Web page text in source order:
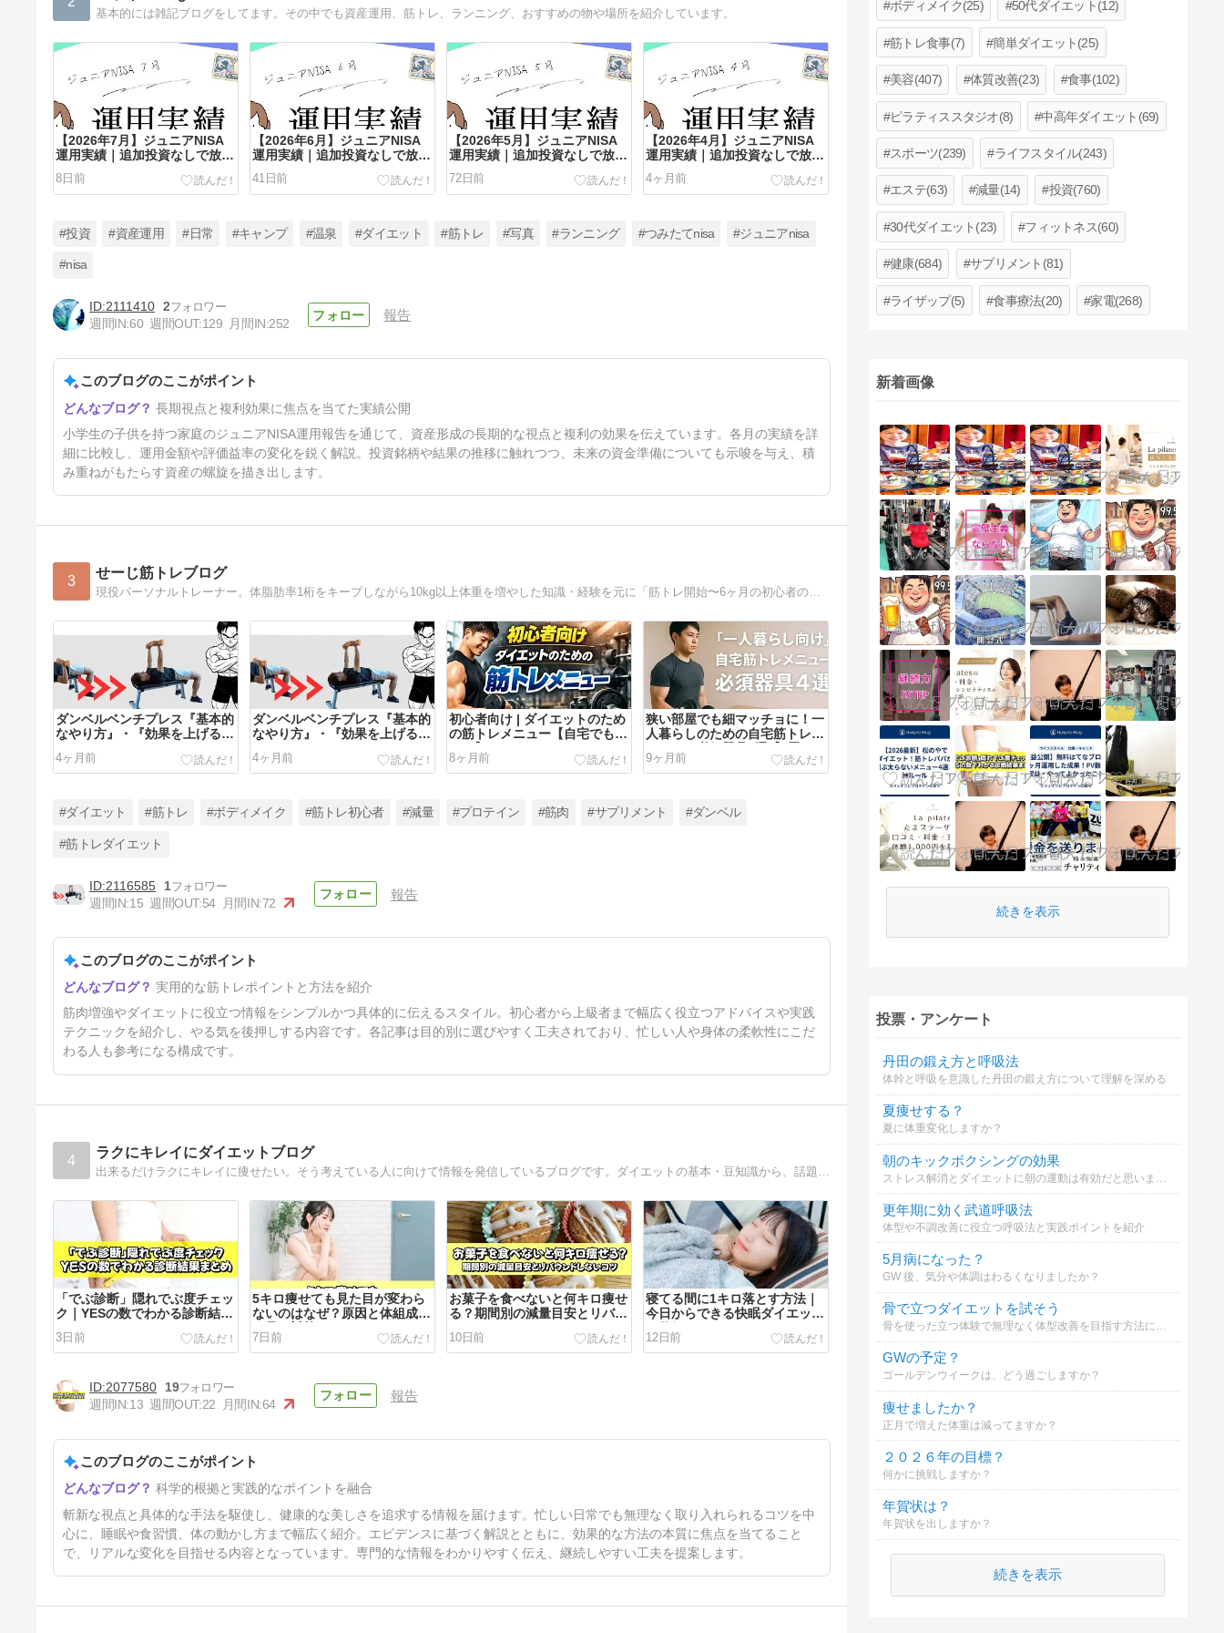
基本的には雑記ブログをしてます。その中でも資産運用、筋トレ、ランニング、おすすめの物や場所を紹介しています。
【2026年7月】ジュニアNISA
運用実績｜追加投資なしで放置
した結果を38歳医療職が公開
8日前
【2026年6月】ジュニアNISA
運用実績｜追加投資なしで放置
した結果を38歳医療職が公開
41日前
【2026年5月】ジュニアNISA
運用実績｜追加投資なしで放置
した結果を38歳医療職が公開
72日前
【2026年4月】ジュニアNISA
運用実績｜追加投資なしで放置
した結果を38歳医療職が公開
4ヶ月前
【2026年3月】ジュニアNISA
運用実績｜追加投資なしで放置
#投資 #資産運用 #日常 #キャンプ #温泉 #ダイエット #筋トレ #写真 #ランニング #つみたてnisa #ジュニアnisa
#nisa
2111410 2
週間IN:60 週間OUT:129 月間IN:252
報告
このブログのここがポイント
長期視点と複利効果に焦点を当てた実績公開
小学生の子供を持つ家庭のジュニアNISA運用報告を通じて、資産形成の長期的な視点と複利の効果を伝えています。各月の実績を詳
細に比較し、運用金額や評価益率の変化を鋭く解説。投資銘柄や結果の推移に触れつつ、未来の資金準備についても示唆を与え、積
み重ねがもたらす資産の螺旋を描き出します。
3 せーじ筋トレブログ
現役パーソナルトレーナー。体脂肪率1桁をキープしながら10kg以上体重を増やした知識・経験を元に「筋トレ開始〜6ヶ月の初心者のための筋トレノウハウ」を発信します。
ダンベルベンチプレス『基本的
なやり方』・『効果を上げるコ
4ヶ月前
ダンベルベンチプレス『基本的
なやり方』・『効果を上げるコ
4ヶ月前
初心者向け | ダイエットのため
の筋トレメニュー【自宅でもで
きる】
8ヶ月前
狭い部屋でも細マッチョに！一
人暮らしのための自宅筋トレメ
ニューと必須器具4選【6畳で
OK】
9ヶ月前
『忙しい人向けダイエット』細
マッチョになるためのコツ6選
#ダイエット #筋トレ #ボディメイク #筋トレ初心者 #減量 #プロテイン #筋肉 #サプリメント #ダンベル
#筋トレダイエット
2116585
1
週間IN:15 週間OUT:54 月間IN:72
報告
このブログのここがポイント
実用的な筋トレポイントと方法を紹介
筋肉増強やダイエットに役立つ情報をシンプルかつ具体的に伝えるスタイル。初心者から上級者まで幅広く役立つアドバイスや実践
テクニックを紹介し、やる気を後押しする内容です。各記事は目的別に選びやすく工夫されており、忙しい人や身体の柔軟性にこだ
わる人も参考になる構成です。
4 ラクにキレイにダイエットブログ
出来るだけラクにキレイに痩せたい。そう考えている人に向けて情報を発信しているブログです。ダイエットの基本・豆知識から、話題のダイエット方法までダイエットに関する情報を幅広く取り扱っています。
「でぶ診断」隠れでぶ度チェッ
ク｜YESの数でわかる診断結果
3日前
5キロ痩せても見た目が変わら
ないのはなぜ？原因と体組成か
7日前
お菓子を食べないと何キロ痩せ
る？期間別の減量目安とリバウ
10日前
寝てる間に1キロ落とす方法｜
今日からできる快眠ダイエット
12日前
痩せる趣味の見つけ方｜楽しみ
ながら続けられるダイエット習
16日前
2077580
19
週間IN:13 週間OUT:22 月間IN:64
報告
このブログのここがポイント
科学的根拠と実践的なポイントを融合
斬新な視点と具体的な手法を駆使し、健康的な美しさを追求する情報を届けます。忙しい日常でも無理なく取り入れられるコツを中
心に、睡眠や食習慣、体の動かし方まで幅広く紹介。エビデンスに基づく解説とともに、効果的な方法の本質に焦点を当てること
で、リアルな変化を目指せる内容となっています。専門的な情報をわかりやすく伝え、継続しやすい工夫を提案します。
ボディメイク(25) 50代ダイエット(12)
筋トレ食事(7) 簡単ダイエット(25)
美容(407) 体質改善(23) 食事(102)
ピラティススタジオ(8) 中高年ダイエット(69)
スポーツ(239) ライフスタイル(243)
エステ(63) 減量(14) 投資(760)
30代ダイエット(23) フィットネス(60)
健康(684) サプリメント(81)
ライザップ(5) 食事療法(20) 家電(268)
新着画像
続きを表示
投票・アンケート
丹田の鍛え方と呼吸法
体幹と呼吸を意識した丹田の鍛え方について理解を深める
夏痩せする？
夏に体重変化しますか？
朝のキックボクシングの効果
更年期に効く武道呼吸法
体型や不調改善に役立つ呼吸法と実践ポイントを紹介
5月病になった？
GW 後、気分や体調はわるくなりましたか？
骨で立つダイエットを試そう
骨を使った立つ体験で無理なく体型改善を目指す方法について
GWの予定？
ゴールデンウイークは、どう過ごしますか？
痩せましたか？
正月で増えた体重は減ってますか？
２０２６年の目標？
何かに挑戦しますか？
年賀状は？
年賀状を出しますか？
続きを表示